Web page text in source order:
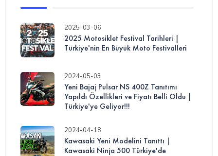
2025-03-06
2025 Motosiklet Festival Tarihleri |
Türkiye'nin En Büyük Moto Festivalleri
2024-05-03
Yeni Bajaj Pulsar NS 400Z Tanıtımı
Yapıldı Özellikleri ve Fiyatı Belli Oldu |
Türkiye'ye Geliyor!!!
2024-04-18
Kawasaki Yeni Modelini Tanıttı |
Kawasaki Ninja 500 Türkiye'de